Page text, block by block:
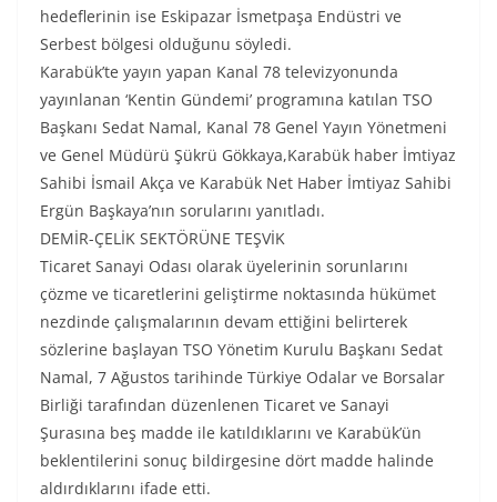
hedeflerinin ise Eskipazar İsmetpaşa Endüstri ve
Serbest bölgesi olduğunu söyledi.
Karabük’te yayın yapan Kanal 78 televizyonunda
yayınlanan ‘Kentin Gündemi’ programına katılan TSO
Başkanı Sedat Namal, Kanal 78 Genel Yayın Yönetmeni
ve Genel Müdürü Şükrü Gökkaya,Karabük haber İmtiyaz
Sahibi İsmail Akça ve Karabük Net Haber İmtiyaz Sahibi
Ergün Başkaya’nın sorularını yanıtladı.
DEMİR-ÇELİK SEKTÖRÜNE TEŞVİK
Ticaret Sanayi Odası olarak üyelerinin sorunlarını
çözme ve ticaretlerini geliştirme noktasında hükümet
nezdinde çalışmalarının devam ettiğini belirterek
sözlerine başlayan TSO Yönetim Kurulu Başkanı Sedat
Namal, 7 Ağustos tarihinde Türkiye Odalar ve Borsalar
Birliği tarafından düzenlenen Ticaret ve Sanayi
Şurasına beş madde ile katıldıklarını ve Karabük’ün
beklentilerini sonuç bildirgesine dört madde halinde
aldırdıklarını ifade etti.